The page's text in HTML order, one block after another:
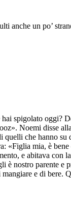
anche un po’
spigolato oggi?
Noemi disse
quelli che hanno
«Figlia mia, è
e abitava con
è nostro parente
e di bere.